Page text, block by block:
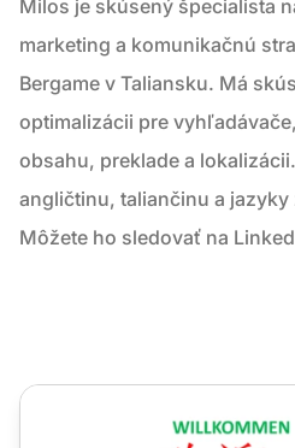
Milos je skúsený špecialista
marketing a komunikačnú
Bergame v Taliansku. Má
optimalizácii pre
obsahu, preklade a
angličtinu, taliančinu a jazyky
Môžete ho sledovať na
Ako používať lokalizáciu na